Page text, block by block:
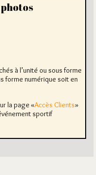
à l’unité ou sous forme
forme numérique soit en
la page «Accès Clients»
sportif